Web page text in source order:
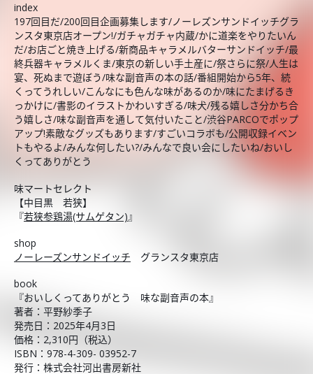
index
197回目だ/200回目企画募集します/ノーレズンサンドイッチグラ
ンスタ東京店オープン!/ガチャガチャ内蔵/かに道楽をやりたいん
だ/お店ごと焼き上げる/新商品キャラメルバターサンドイッチ/最
終兵器キャラメルくま/東京の新しい手土産に/祭さらに祭/人生は
宴、死ぬまで遊ぼう/味な副音声の本の話/番組開始から5年、続
くってうれしい/こんなにも色んな味があるのか/味にたまげるき
っかけに/書影のイラストかわいすぎる/味犬/残る嬉しさ分かち合
う嬉しさ/味な副音声を通して気付いたこと/渋谷PARCOでポップ
アップ!素敵なグッズもあります/すごいコラボも/公開収録イベン
トもやるよ/みんな何したい?/みんなで良い会にしたいね/おいし
くってありがとう
味マートセレクト
【中目黒 若狭】
『若狭参鶏湯(サムゲタン)』
shop
ノーレーズンサンドイッチ グランスタ東京店
book
『おいしくってありがとう 味な副音声の本』
著者：平野紗季子
発売日：2025年4月3日
価格：2,310円（税込）
ISBN：978-4-309- 03952-7
発行：株式会社河出書房新社